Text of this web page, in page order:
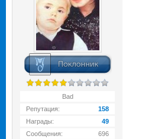
Bad
Репутация:
158
Награды:
49
Сообщения:
696